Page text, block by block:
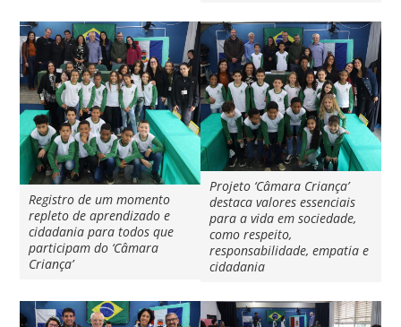
Registro de um momento
repleto de aprendizado e
cidadania para todos que
participam do ‘Câmara
Criança’
Projeto ‘Câmara Criança’
destaca valores essenciais
para a vida em sociedade,
como respeito,
responsabilidade, empatia e
cidadania